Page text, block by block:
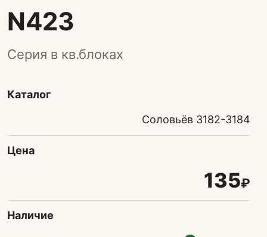
N423
Серия в кв.блоках
Каталог
Соловьёв 3182-3184
Цена
135₽
Наличие